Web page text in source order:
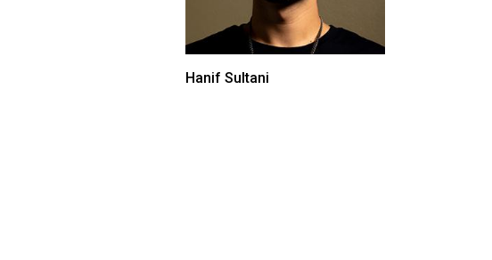
Hanif Sultani